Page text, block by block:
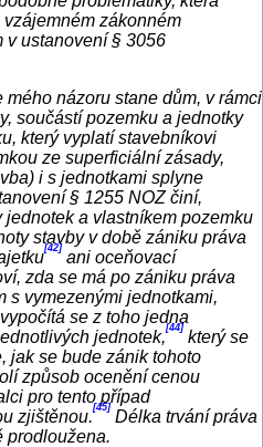
zákonném
v ustanovení § 3056
názoru stane dům, v rámci
součástí pozemku a jednotky
který vyplatí stavebníkovi
ze superficiální zásady,
i s jednotkami splyne
§ 1255 NOZ činí,
a vlastníkem pozemku
stavby v době zániku práva
[42] ani oceňovací
zda se má po zániku práva
s vymezenými jednotkami,
se z toho jedna
jednotek,[44] který se
jak se bude zánik tohoto
způsob ocenění cenou
pro tento případ
zjištěnou.[45] Délka trvání práva
prodloužena.